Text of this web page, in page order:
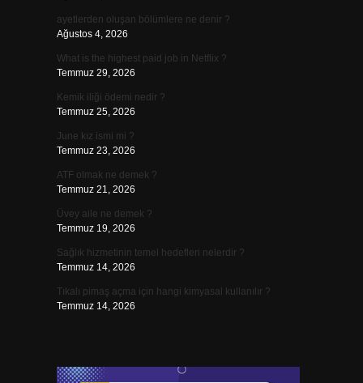
ayetlerden oluşan bölümlere ne denir ?
Ağustos 4, 2026
What is the highest paid job in Netflix ?
Temmuz 29, 2026
Kemik iliği ödemi nedir ?
Temmuz 25, 2026
June kız ismi mi ?
Temmuz 23, 2026
ATF olmak ne demek ?
Temmuz 21, 2026
Üvey aile ne demek ?
Temmuz 19, 2026
Sağlık hizmetinin temel hedefleri nelerdir ?
Temmuz 14, 2026
Tıkalı pimaş açma için hangi kimyasal kullanılır ?
Temmuz 14, 2026